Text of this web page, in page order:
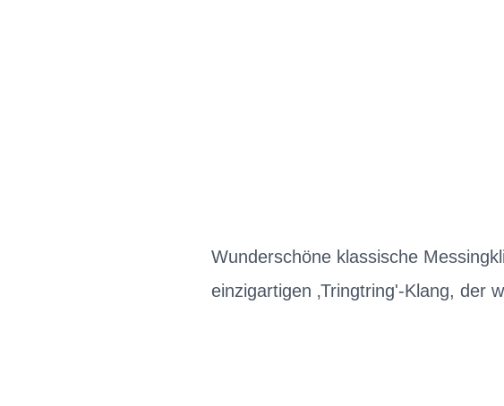
Wunderschöne klassische
einzigartigen ‚Tringtring'-Klang, der